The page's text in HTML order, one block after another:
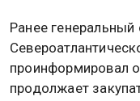
Ранее генеральный
проинформировал
продолжает